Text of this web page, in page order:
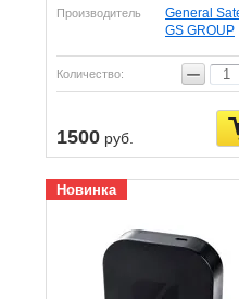
Производитель
General
GS GROUP
Количество: −
1500 руб.
Новинка